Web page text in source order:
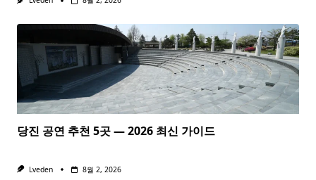
당진 공연 추천 5곳 — 2026 최신 가이드
Lveden 8월 2, 2026